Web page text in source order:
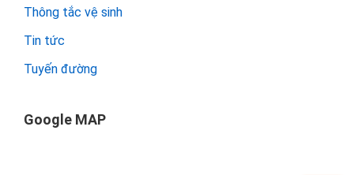
Thông tắc vệ sinh
Tin tức
Tuyến đường
Google MAP